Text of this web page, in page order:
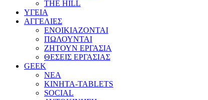
THE HILL
ΥΓΕΙΑ
ΑΓΓΕΛΙΕΣ
ΕΝΟΙΚΙΑΖΟΝΤΑΙ
ΠΩΛΟΥΝΤΑΙ
ΖΗΤΟΥΝ ΕΡΓΑΣΙΑ
ΘΕΣΕΙΣ ΕΡΓΑΣΙΑΣ
GEEK
ΝΕΑ
ΚΙΝΗΤΑ-TABLETS
SOCIAL